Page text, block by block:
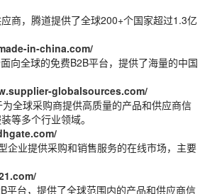
商，腾道提供了全球200+个国家超过1.3亿
in-china.com/
向全球的免费B2B平台，提供了海量的中国
globalsources.com/
全球采购商提供高质量的产品和供应商信
等多个行业领域。
企业提供采购和销售服务的在线市场，主要
平台，提供了全球范围内的产品和供应商信